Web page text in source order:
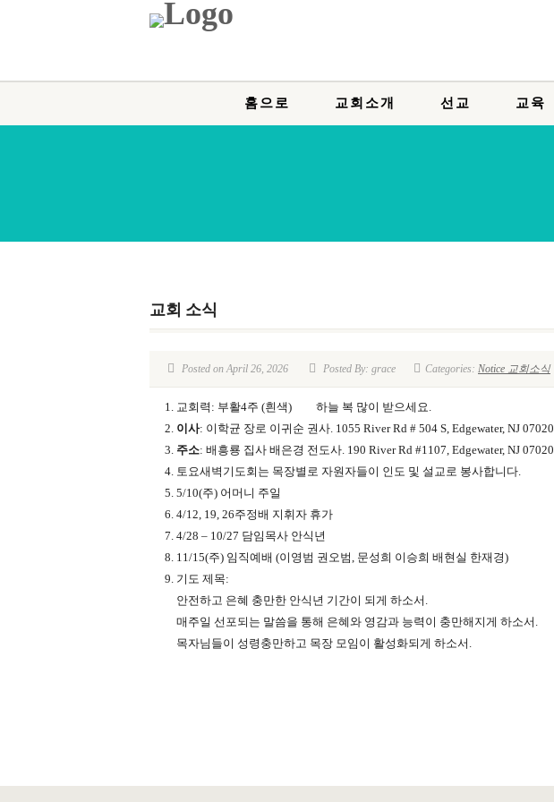
홈으로 교회소개 선교 교육
교회 소식
Posted on April 26, 2026 Posted By: grace Categories: Notice 교회소식
교회력: 부활4주 (흰색) 하늘 복 많이 받으세요.
이사: 이학균 장로 이귀순 권사. 1055 River Rd # 504 S, Edgewater, NJ 07020
주소: 배흥룡 집사 배은경 전도사. 190 River Rd #1107, Edgewater, NJ 07020
토요새벽기도회는 목장별로 자원자들이 인도 및 설교로 봉사합니다.
5/10(주) 어머니 주일
4/12, 19, 26주정배 지휘자 휴가
4/28 – 10/27 담임목사 안식년
11/15(주) 임직예배 (이영범 권오범, 문성희 이승희 배현실 한재경)
기도 제목:
안전하고 은혜 충만한 안식년 기간이 되게 하소서.
매주일 선포되는 말씀을 통해 은혜와 영감과 능력이 충만해지게 하소서.
목자님들이 성령충만하고 목장 모임이 활성화되게 하소서.